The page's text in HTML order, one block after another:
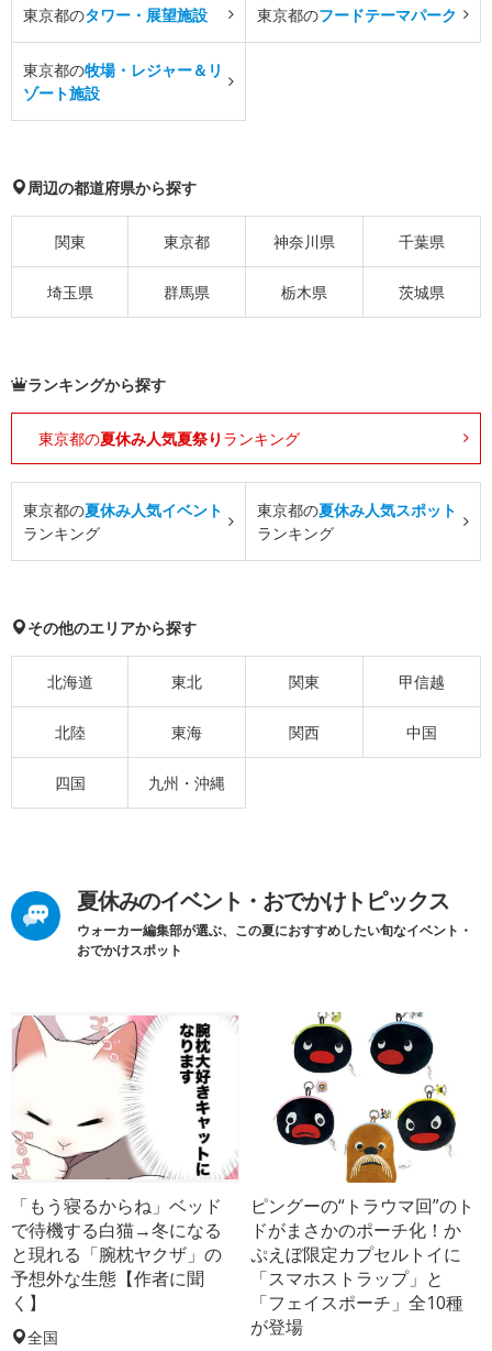
東京都のタワー・展望施設 東京都のフードテーマパーク
東京都の牧場・レジャー＆リ
ゾート施設
周辺の都道府県から探す
関東 東京都 神奈川県 千葉県
埼玉県 群馬県 栃木県 茨城県
ランキングから探す
東京都の夏休み人気夏祭り ランキング
東京都の夏休み人気イベント
ランキング
東京都の夏休み人気スポット
ランキング
その他のエリアから探す
北海道 東北 関東 甲信越
北陸 東海 関西 中国
四国 九州・沖縄
夏休みのイベント・おでかけトピックス
ウォーカー編集部が選ぶ、この夏におすすめしたい旬なイベント・
おでかけスポット
「もう寝るからね」ベッド
で待機する白猫→冬になる
と現れる「腕枕ヤクザ」の
予想外な生態【作者に聞
く】
全国
ピングーの“トラウマ回”のト
ドがまさかのポーチ化！か
ぷえぼ限定カプセルトイに
「スマホストラップ」と
「フェイスポーチ」全10種
が登場